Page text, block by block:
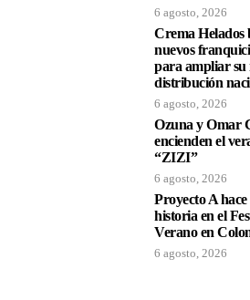
6 agosto, 2026
Crema Helados
nuevos
para ampliar su
distribución
6 agosto, 2026
Ozuna y Omar
encienden el
“ZIZI”
6 agosto, 2026
Proyecto A hace
historia en el
Verano en
6 agosto, 2026